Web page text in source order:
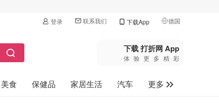
登录 联系我们 下载App 德国
🇺🇸美国
🇨🇳中国
🇨🇦加拿大
下载 打折网 App
体验更多精彩
美食 保健品 家居生活 汽车
更多